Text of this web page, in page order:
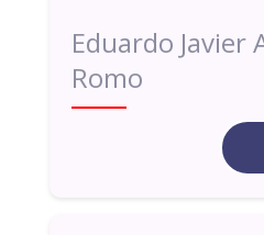
Eduardo Javier
Romo